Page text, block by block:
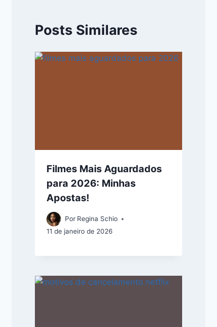
Posts Similares
Filmes Mais Aguardados
para 2026: Minhas
Apostas!
Por Regina Schio
11 de janeiro de 2026